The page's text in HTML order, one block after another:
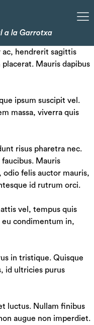
a la Garrotxa
ac, hendrerit sagittis
Mauris dapibus
ipsum suscipit vel.
massa, viverra quis
risus pharetra nec.
Mauris
felis auctor mauris,
id rutrum orci.
vel, tempus quis
condimentum in,
in tristique. Quisque
id ultricies purus
luctus. Nullam finibus
augue non imperdiet.